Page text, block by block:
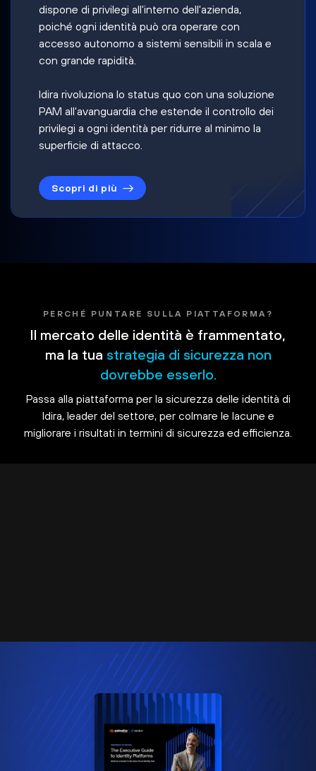
dispone di privilegi all'interno dell'azienda,
poiché ogni identità può ora operare con
accesso autonomo a sistemi sensibili in scala e
con grande rapidità.
Idira rivoluziona lo status quo con una soluzione
PAM all'avanguardia che estende il controllo dei
privilegi a ogni identità per ridurre al minimo la
superficie di attacco.
Scopri di più
PERCHÉ PUNTARE SULLA PIATTAFORMA?
Il mercato delle identità è frammentato,
ma la tua strategia di sicurezza non
dovrebbe esserlo.
Passa alla piattaforma per la sicurezza delle identità di
Idira, leader del settore, per colmare le lacune e
migliorare i risultati in termini di sicurezza ed efficienza.